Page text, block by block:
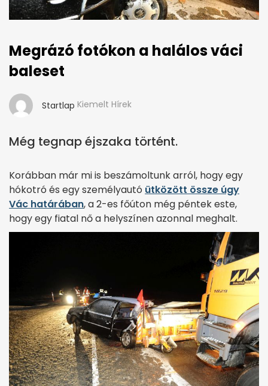
Megrázó fotókon a halálos váci
baleset
Startlap Kiemelt Hírek
Még tegnap éjszaka történt.
Korábban már mi is beszámoltunk arról, hogy egy
hókotró és egy személyautó ütközött össze úgy
Vác határában, a 2-es főúton még péntek este,
hogy egy fiatal nő a helyszínen azonnal meghalt.